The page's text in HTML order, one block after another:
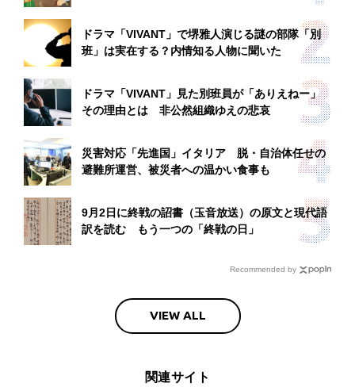
ドラマ「VIVANT」で堺雅人演じる謎の部隊「別
班」は実在する？内情知る人物に聞いた
ドラマ「VIVANT」見た別班員が「ありえねー」
その理由とは 非公然組織ゆえの悲哀
災害対応「先進国」イタリア 脱・自治体任せの
避難所運営、被災者への温かい食事も
9月2日に終戦の詔書（玉音放送）の原文と現代語
訳を読む もう一つの「終戦の日」
Recommended by
VIEW ALL
関連サイト